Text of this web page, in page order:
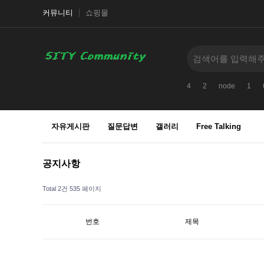
커뮤니티 쇼핑몰
4 2 node 1
자유게시판 질문답변 갤러리 Free Talking
공지사항
Total 2건 535 페이지
번호 제목